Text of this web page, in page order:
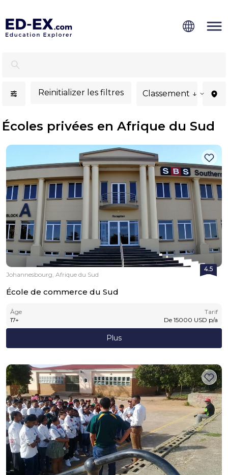
Reinitializer les filtres Classement ↓
Écoles privées en Afrique du Sud
4.5
Johannesbourg, Afrique du Sud
École de commerce du Sud
Âge
17+
Tarif
De 15000 USD p/a
Plus